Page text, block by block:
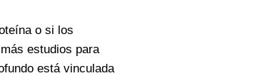
o si los
estudios para
está vinculada